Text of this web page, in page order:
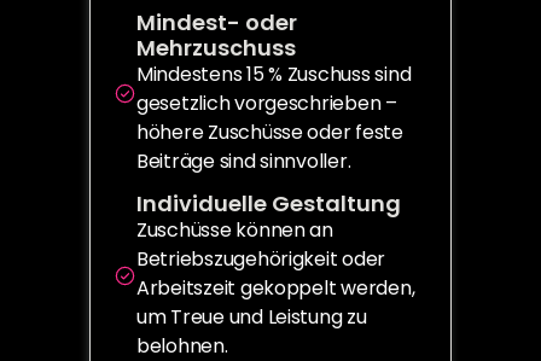
Mindest- oder
Mehrzuschuss
Mindestens 15 % Zuschuss sind
gesetzlich vorgeschrieben –
höhere Zuschüsse oder feste
Beiträge sind sinnvoller.
Individuelle Gestaltung
Zuschüsse können an
Betriebszugehörigkeit oder
Arbeitszeit gekoppelt werden,
um Treue und Leistung zu
belohnen.